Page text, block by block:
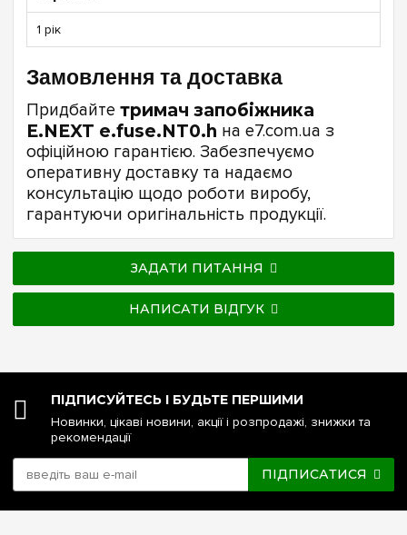
1 рік
Замовлення та доставка
Придбайте тримач запобіжника
E.NEXT e.fuse.NT0.h на e7.com.ua з
офіційною гарантією. Забезпечуємо
оперативну доставку та надаємо
консультацію щодо роботи виробу,
гарантуючи оригінальність продукції.
ЗАДАТИ ПИТАННЯ
НАПИСАТИ ВІДГУК
ПІДПИСУЙТЕСЬ І БУДЬТЕ ПЕРШИМИ
Новинки, цікаві новини, акції і розпродажі, знижки та
рекомендації
ПІДПИСАТИСЯ